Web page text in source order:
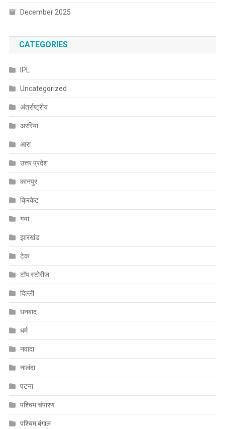
December 2025
CATEGORIES
IPL
Uncategorized
अंतर्राष्ट्रीय
अररिया
आरा
उत्तर प्रदेश
कानपुर
क्रिकेट
गया
झारखंड
टेक
टॉप स्टोरीज
दिल्ली
धनबाद
धर्म
नवादा
नालंदा
पटना
पश्चिम चंपारण
पश्चिम बंगाल